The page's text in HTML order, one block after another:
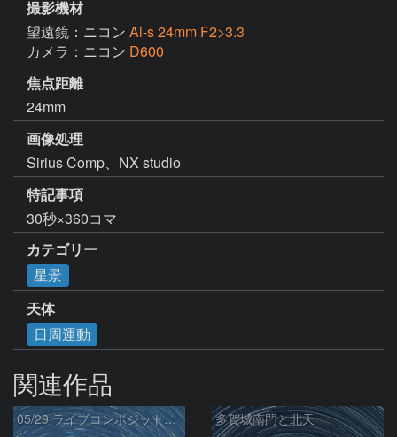
撮影機材
望遠鏡：ニコン Ai-s 24mm F2>3.3
カメラ：ニコン D600
焦点距離
24mm
画像処理
Sirius Comp、NX studio
特記事項
30秒×360コマ
カテゴリー
星景
天体
日周運動
関連作品
05/29 ライブコンポジット試写 多賀城南門と北天